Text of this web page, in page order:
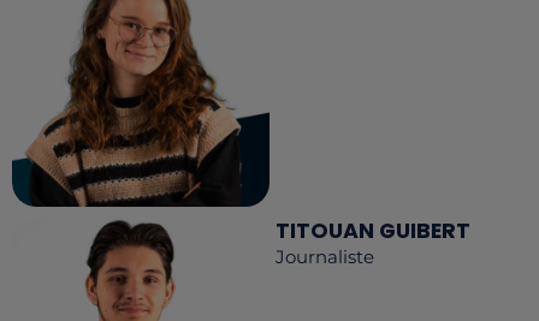
TITOUAN GUIBERT
Journaliste